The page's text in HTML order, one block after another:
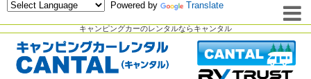
キャンピングカーのレンタルならキャンタル
Powered by Translate